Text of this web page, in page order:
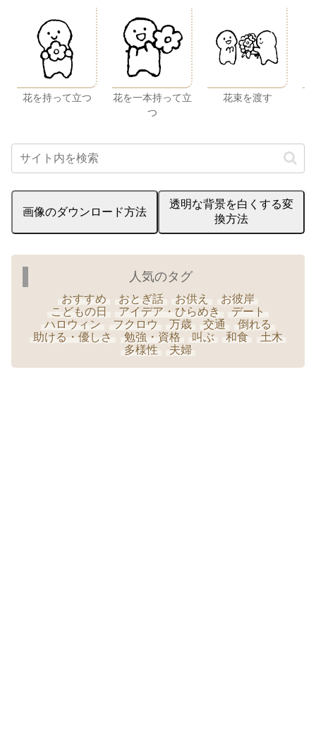
花を持って立つ
花を一本持って立
つ
花束を渡す
画像のダウンロード方法
透明な背景を白くする変
換方法
人気のタグ
おすすめ おとぎ話 お供え
お彼岸
こどもの日
アイデア・ひらめき
デート
ハロウィン
フクロウ 万歳 交通
倒れる
助ける・優しさ
勉強・資格 叫ぶ 和食
土木
多様性
夫婦